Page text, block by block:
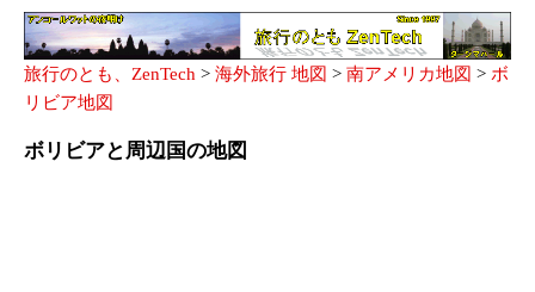
旅行のとも、ZenTech > 海外旅行 地図 > 南アメリカ地図 > ボ
リビア地図
ボリビアと周辺国の地図